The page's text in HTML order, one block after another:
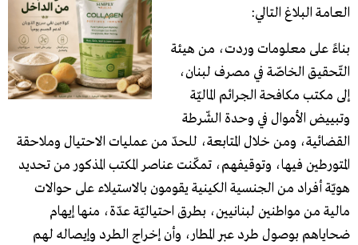
العـامـة البلاغ التالي:
بناءً على معلومات وردت، من هيئة
التّحقيق الخاصّة في مصرف لبنان،
إلى مكتب مكافحة الجرائم الماليّة
وتبييض الأموال في وحدة الشّرطة
القضائية، ومن خلال المتابعة، للحدّ من عمليات الاحتيال وملاحقة
المتورطين فيها، وتوقيفهم، تمكّنت عناصر المكتب المذكور من تحديد
هويّة أفراد من الجنسية الكينية يقومون بالاستيلاء على حوالات
مالية من مواطنين لبنانيين، بطرق احتياليّة عدّة، منها إيهام
ضحاياهم بوصول طرد عبر المطار، وأن إخراج الطرد وإيصاله لهم